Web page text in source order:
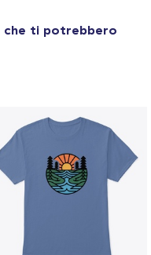
che ti potrebbero